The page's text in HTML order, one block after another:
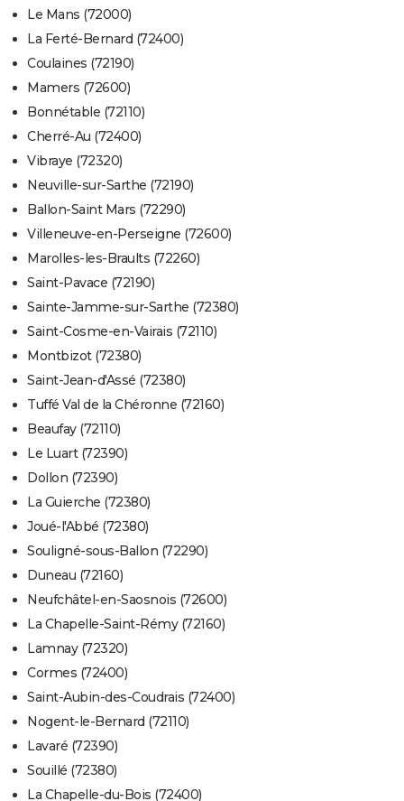
Le Mans (72000)
La Ferté-Bernard (72400)
Coulaines (72190)
Mamers (72600)
Bonnétable (72110)
Cherré-Au (72400)
Vibraye (72320)
Neuville-sur-Sarthe (72190)
Ballon-Saint Mars (72290)
Villeneuve-en-Perseigne (72600)
Marolles-les-Braults (72260)
Saint-Pavace (72190)
Sainte-Jamme-sur-Sarthe (72380)
Saint-Cosme-en-Vairais (72110)
Montbizot (72380)
Saint-Jean-d'Assé (72380)
Tuffé Val de la Chéronne (72160)
Beaufay (72110)
Le Luart (72390)
Dollon (72390)
La Guierche (72380)
Joué-l'Abbé (72380)
Souligné-sous-Ballon (72290)
Duneau (72160)
Neufchâtel-en-Saosnois (72600)
La Chapelle-Saint-Rémy (72160)
Lamnay (72320)
Cormes (72400)
Saint-Aubin-des-Coudrais (72400)
Nogent-le-Bernard (72110)
Lavaré (72390)
Souillé (72380)
La Chapelle-du-Bois (72400)